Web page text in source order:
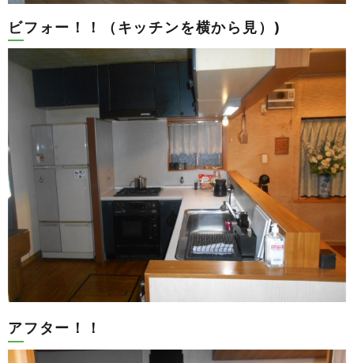
ビフォー！！（キッチンを横から見）)
アフター！！